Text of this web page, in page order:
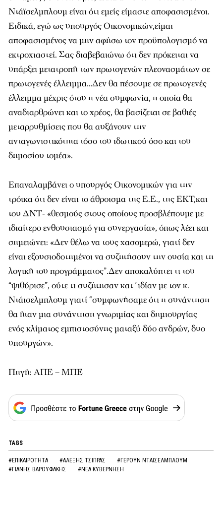
Ντάϊσελμπλουμ είναι ότι εμείς είμαστε αποφασισμένοι.
Ειδικά, εγώ ως υπουργός Οικονομικών,είμαι
αποφασισμένος να μην αφήσω τον προϋπολογισμό να
εκτροχιαστεί. Σας διαβεβαιώνω ότι δεν πρόκειται να
υπάρξει μετατροπή των πρωτογενών πλεονασμάτων σε
πρωτογενές έλλειμμα…Δεν θα πέσουμε σε πρωτογενές
έλλειμμα μέχρις ότου η νέα συμφωνία, η οποία θα
αναδιαρθρώνει και το χρέος, θα βασίζεται σε βαθιές
μεταρρυθμίσεις που θα αυξάνουν την
ανταγωνιστικότητα τόσο του ιδωτικού όσο και του
δημοσίου τομέα».
Επαναλαμβάνει ο υπουργός Οικονομικών για την
τρόικα ότι δεν είναι το άθροισμα της Ε.Ε., της ΕΚΤ,και
του ΔΝΤ- «θεσμούς στους οποίους προσβλέπουμε με
ιδιαίτερο ενθουσιασμό για συνεργασία», όπως λέει και
σημειώνει: «Δεν θέλω να τους χασομερώ, γιατί δεν
είναι εξουσιοδοτημένοι να συζητήσουν την ουσία και τη
λογική του προγράμματος”.Δεν αποκαλύπτει τι του
“ψιθύρισε”, ούτε τι συζήτησαν κατ΄ιδίαν με τον κ.
Ντάισελμπλουμ γιατί “συμφωνήσαμε ότι η συνάντηση
θα ήταν μια συνάντηση γνωριμίας και δημιουργίας
ενός κλίματος εμπιστοσύνης ματαξύ δύο ανδρών, δυο
υπουργών».
Πηγή: ΑΠΕ – ΜΠΕ
TAGS
#ΕΠΙΚΑΙΡΟΤΗΤΑ #ΑΛΕΞΗΣ ΤΣΙΠΡΑΣ
#ΓΕΡΟΥΝ ΝΤΑΙΣΕΛΜΠΛΟΥΜ
#ΓΙΑΝΗΣ ΒΑΡΟΥΦΑΚΗΣ
#ΝΕΑ ΚΥΒΕΡΝΗΣΗ